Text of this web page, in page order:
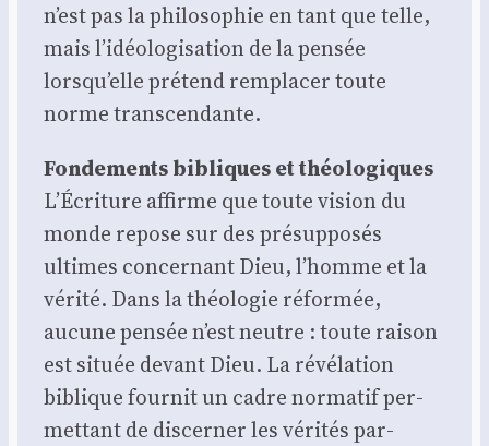
n’est pas la phi­lo­so­phie en tant que telle,
mais l’idéologisation de la pen­sée
lorsqu’elle pré­tend rem­pla­cer toute
norme trans­cen­dante.
Fon­de­ments bibliques et théo­lo­giques
L’Écriture affirme que toute vision du
monde repose sur des pré­sup­po­sés
ultimes concer­nant Dieu, l’homme et la
véri­té. Dans la théo­lo­gie réfor­mée,
aucune pen­sée n’est neutre : toute rai­son
est située devant Dieu. La révé­la­tion
biblique four­nit un cadre nor­ma­tif per­
met­tant de dis­cer­ner les véri­tés par­